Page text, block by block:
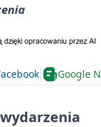
Google